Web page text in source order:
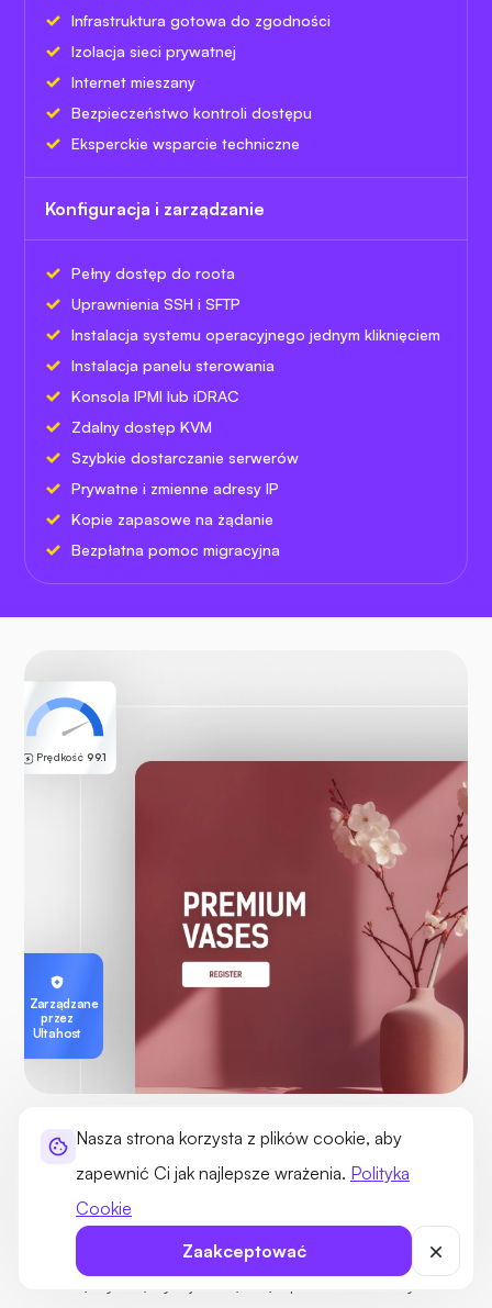
Nasza strona korzysta z plików cookie, aby
zapewnić Ci jak najlepsze wrażenia. Polityka
Cookie
Zaakceptować
Infrastruktura gotowa do zgodności
Izolacja sieci prywatnej
Internet mieszany
Bezpieczeństwo kontroli dostępu
Eksperckie wsparcie techniczne
Konfiguracja i zarządzanie
Pełny dostęp do roota
Uprawnienia SSH i SFTP
Instalacja systemu operacyjnego jednym kliknięciem
Instalacja panelu sterowania
Konsola IPMI lub iDRAC
Zdalny dostęp KVM
Szybkie dostarczanie serwerów
Prywatne i zmienne adresy IP
Kopie zapasowe na żądanie
Bezpłatna pomoc migracyjna
ZARZĄDZANE I WYDAJNE SERWERY
Szybkie serwery z globalnie niskim
opóźnieniem
Prędkość 99.1
Zarządzane
przez
Ultahost